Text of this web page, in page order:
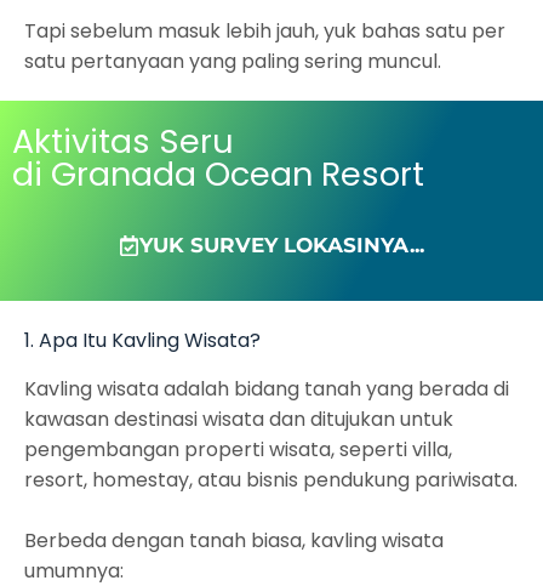
Tapi sebelum masuk lebih jauh, yuk bahas satu per
satu pertanyaan yang paling sering muncul.
Aktivitas Seru
di Granada Ocean Resort
YUK SURVEY LOKASINYA...
1. Apa Itu Kavling Wisata?
Kavling wisata adalah bidang tanah yang berada di
kawasan destinasi wisata dan ditujukan untuk
pengembangan properti wisata, seperti villa,
resort, homestay, atau bisnis pendukung pariwisata.
Berbeda dengan tanah biasa, kavling wisata
umumnya: